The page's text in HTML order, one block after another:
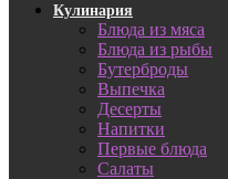
Кулинария
Блюда из мяса
Блюда из рыбы
Бутерброды
Выпечка
Десерты
Напитки
Первые блюда
Салаты